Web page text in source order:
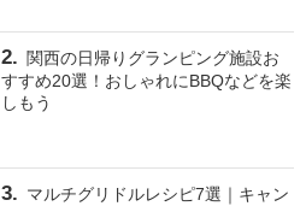
関西の日帰りグランピング施設お
すすめ20選！おしゃれにBBQなどを楽
しもう
マルチグリドルレシピ7選｜キャン